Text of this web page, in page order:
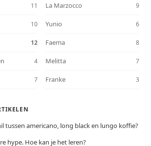
11 La Marzocco 9
10 Yunio 6
12 Faema 8
4 Melitta 7
7 Franke 3
tussen americano, long black en lungo koffie?
hype. Hoe kan je het leren?